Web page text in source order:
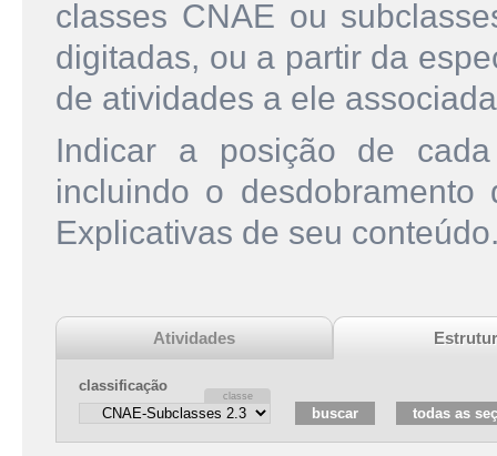
classes CNAE ou
digitadas, ou a partir da
de atividades a ele
Indicar a posição de
incluindo o
Explicativas de seu
Atividades
classificação